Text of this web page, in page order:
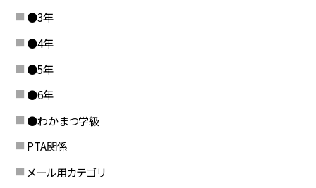
●3年
●4年
●5年
●6年
●わかまつ学級
PTA関係
メール用カテゴリ